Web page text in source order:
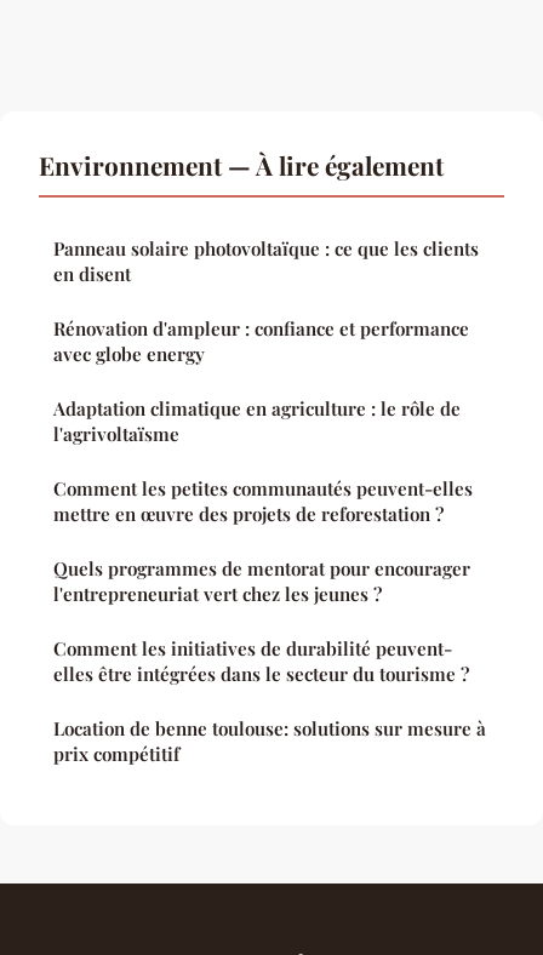
Environnement — À lire également
Panneau solaire photovoltaïque : ce que les clients
en disent
Rénovation d'ampleur : confiance et performance
avec globe energy
Adaptation climatique en agriculture : le rôle de
l'agrivoltaïsme
Comment les petites communautés peuvent-elles
mettre en œuvre des projets de reforestation ?
Quels programmes de mentorat pour encourager
l'entrepreneuriat vert chez les jeunes ?
Comment les initiatives de durabilité peuvent-
elles être intégrées dans le secteur du tourisme ?
Location de benne toulouse: solutions sur mesure à
prix compétitif